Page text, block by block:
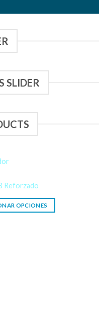
SLIDER
Reforzado
OPCIONES